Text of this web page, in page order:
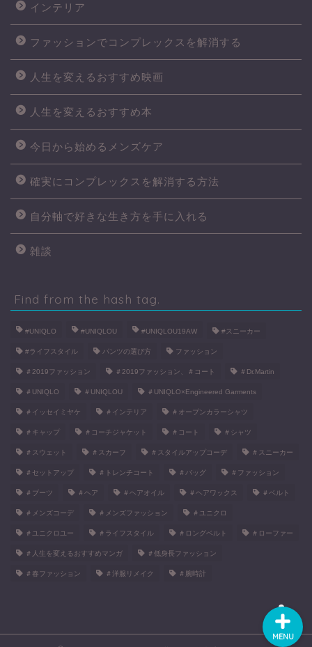
インテリア
ファッションでコンプレックスを解消する
人生を変えるおすすめ映画
人生を変えるおすすめ本
今日から始めるメンズケア
確実にコンプレックスを解消する方法
自分軸で好きな生き方を手に入れる
雑談
Find from the hash tag.
#UNIQLO #UNIQLOU #UNIQLOU19AW #スニーカー
#ライフスタイル パンツの選び方 ファッション
＃2019ファッション ＃2019ファッション、＃コート ＃Dr.Martin
＃UNIQLO ＃UNIQLOU ＃UNIQLO×Engineered Garments
＃イッセイミヤケ ＃インテリア ＃オープンカラーシャツ
＃キャップ ＃コーチジャケット ＃コート ＃シャツ
＃スウェット ＃スカーフ ＃スタイルアップコーデ ＃スニーカー
＃セットアップ ＃トレンチコート ＃バッグ ＃ファッション
＃ブーツ ＃ヘア ＃ヘアオイル ＃ヘアワックス ＃ベルト
＃メンズコーデ ＃メンズファッション ＃ユニクロ
＃ユニクロユー ＃ライフスタイル ＃ロングベルト ＃ローファー
＃人生を変えるおすすめマンガ ＃低身長ファッション
＃春ファッション ＃洋服リメイク ＃腕時計
MENU
● TAKAってどんな人間？
■ お問い合わせ